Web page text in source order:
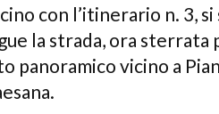
con l’itinerario n. 3,
la strada, ora sterrata
panoramico vicino a